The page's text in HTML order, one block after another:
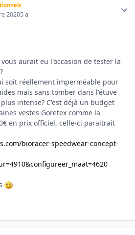
20205 a
aurait eu l'occasion de tester la
soit réellement imperméable pour
mais sans tomber dans l'étuve
intense? C'est déjà un budget
vestes Goretex comme la
en prix officiel, celle-ci paraitrait
bioracer-speedwear-concept-